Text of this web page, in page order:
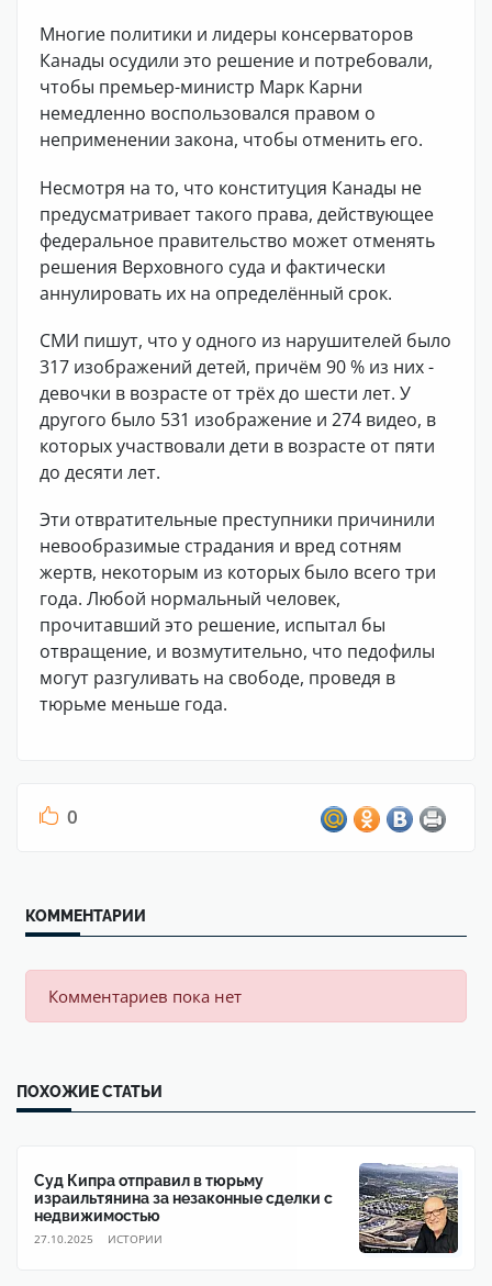
Многие политики и лидеры консерваторов
Канады осудили это решение и потребовали,
чтобы премьер-министр Марк Карни
немедленно воспользовался правом о
неприменении закона, чтобы отменить его.
Несмотря на то, что конституция Канады не
предусматривает такого права, действующее
федеральное правительство может отменять
решения Верховного суда и фактически
аннулировать их на определённый срок.
СМИ пишут, что у одного из нарушителей было
317 изображений детей, причём 90 % из них -
девочки в возрасте от трёх до шести лет. У
другого было 531 изображение и 274 видео, в
которых участвовали дети в возрасте от пяти
до десяти лет.
Эти отвратительные преступники причинили
невообразимые страдания и вред сотням
жертв, некоторым из которых было всего три
года. Любой нормальный человек,
прочитавший это решение, испытал бы
отвращение, и возмутительно, что педофилы
могут разгуливать на свободе, проведя в
тюрьме меньше года.
0
КОММЕНТАРИИ
Комментариев пока нет
ПОХОЖИЕ СТАТЬИ
Суд Кипра отправил в тюрьму
израильтянина за незаконные сделки с
недвижимостью
27.10.2025 ИСТОРИИ